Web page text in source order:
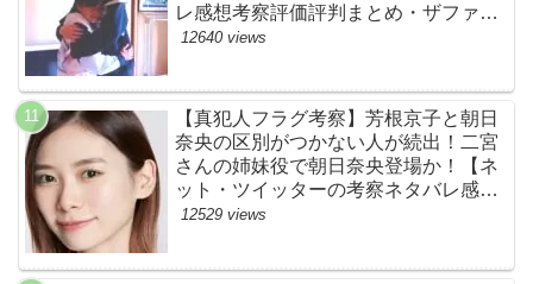
レ感想考察評価評判まとめ・ザファー
スト・スッキリ・BE:FIRST・ビーフ
12640 views
【真犯人フラグ考察】芳根京子と朝日
奈央の区別がつかない人が続出！二宮
さんの姉妹役で朝日奈央登場か！【ネ
ット・ツイッターの考察ネタバレ感想
評価評判あらすじ原作犯人キャスト黒
12529 views